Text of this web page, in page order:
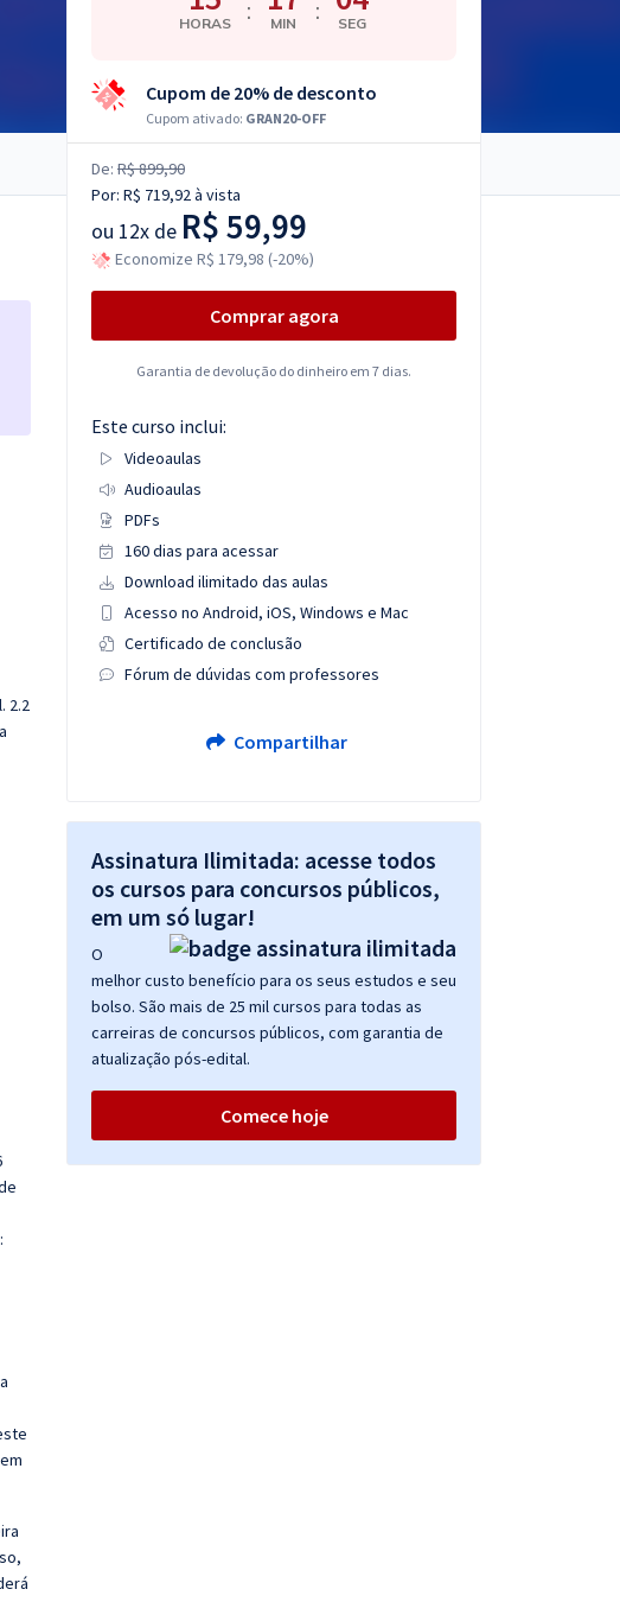
2.2
HORAS : MIN : SEG
Cupom de 20% de desconto
Cupom ativado: GRAN20-OFF
De: R$ 899,90
Por: R$ 719,92à vista
ou 12x de R$ 59,99
Economize R$ 179,98 (-20%)
Comprar agora
Garantia de devolução do dinheiro em 7 dias.
Este curso inclui:
Videoaulas
Audioaulas
PDFs
160 dias para acessar
Download ilimitado das aulas
Acesso no Android, iOS, Windows e Mac
Certificado de conclusão
Fórum de dúvidas com professores
Compartilhar
Assinatura Ilimitada: acesse todos
os cursos para concursos públicos,
em um só lugar!
O
melhor custo benefício para os seus estudos e seu
bolso. São mais de 25 mil cursos para todas as
carreiras de concursos públicos, com garantia de
atualização pós-edital.
Comece hoje